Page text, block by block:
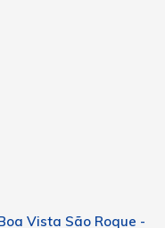
Vista São Roque -